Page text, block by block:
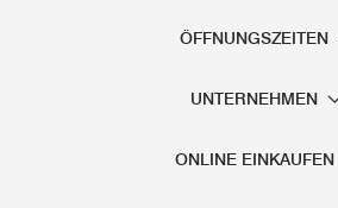
ÖFFNUNGSZEITEN
UNTERNEHMEN
ONLINE EINKAUFEN